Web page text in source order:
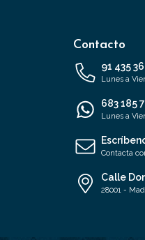
Contacto
91 435
Lunes a
683 185
Lunes a
Contacta
Calle
28001 -